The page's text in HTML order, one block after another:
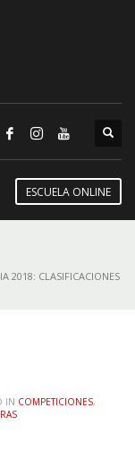
ESCUELA ONLINE
2018: CLASIFICACIONES
IN COMPETICIONES,